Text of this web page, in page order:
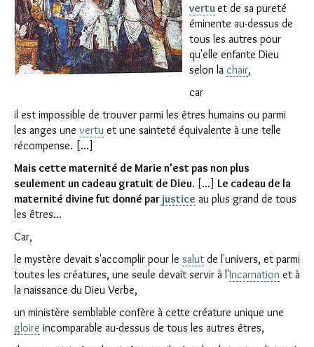
vertuet de sa pureté
éminente au-dessus de
tous les autres pour
qu'elle enfante Dieu
selon la chair,
car
il est impossible de trouver parmi les êtres humains ou parmi
les anges une vertu et une sainteté équivalente à une telle
récompense. [...]
Mais cette maternité de Marie n'est pas non plus
seulement un cadeau gratuit de Dieu. [...] Le cadeau de la
maternité divine fut donné par justice au plus grand de tous
les êtres...
Car,
le mystère devait s'accomplir pour le salut de l'univers, et parmi
toutes les créatures, une seule devait servir à l'Incarnation et à
la naissance du Dieu Verbe,
un ministère semblable confère à cette créature unique une
gloire incomparable au-dessus de tous les autres êtres,